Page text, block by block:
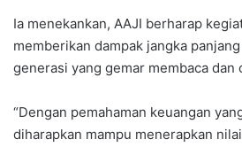
Ia menekankan, AAJI berharap
memberikan dampak jangka
generasi yang gemar membaca dan
“Dengan pemahaman keuangan
diharapkan mampu menerapkan